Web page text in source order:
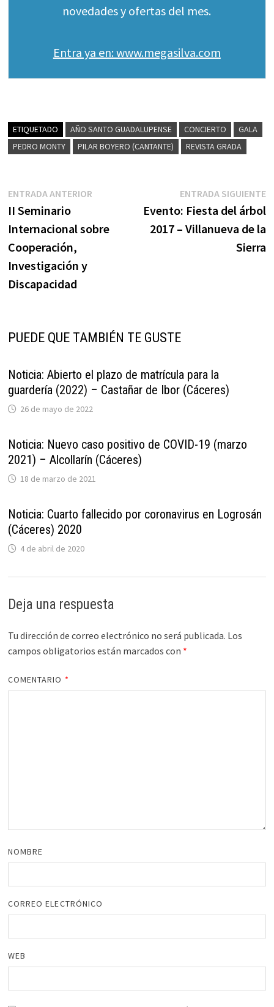
novedades y ofertas del mes.
Entra ya en: www.megasilva.com
ETIQUETADO AÑO SANTO GUADALUPENSE CONCIERTO
GALA
PEDRO MONTY
PILAR BOYERO (CANTANTE) REVISTA GRADA
Navegación
de
entradas
ENTRADA ANTERIOREntrada
II Seminario
Internacional sobre
Cooperación,
Investigación y
Discapacidad
ENTRADA SIGUIENTE
Evento: Fiesta del árbol
2017 – Villanueva de la
Sierra
PUEDE QUE TAMBIÉN TE GUSTE
Noticia: Abierto el plazo de matrícula para la
guardería (2022) – Castañar de Ibor (Cáceres)
26 de mayo de 2022
Noticia: Nuevo caso positivo de COVID-19 (marzo
2021) – Alcollarín (Cáceres)
18 de marzo de 2021
Noticia: Cuarto fallecido por coronavirus en Logrosán
(Cáceres) 2020
4 de abril de 2020
Deja una respuesta
Tu dirección de correo electrónico no será publicada. Los
campos obligatorios están marcados con *
COMENTARIO *
NOMBRE
CORREO ELECTRÓNICO
WEB